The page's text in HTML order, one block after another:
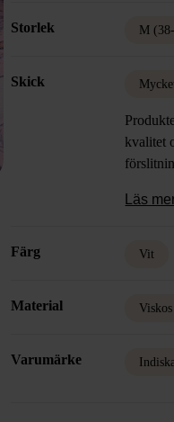
Storlek M
Skick
kvalitet
Läs
Färg Vit
Material Viskos
Varumärke